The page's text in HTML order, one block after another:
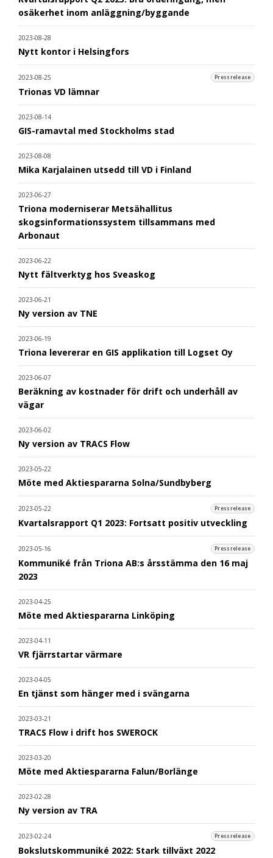
osäkerhet inom anläggning/byggande
2023-08-28
Nytt kontor i Helsingfors
2023-08-25 Pressrelease
Trionas VD lämnar
2023-08-14
GIS-ramavtal med Stockholms stad
2023-08-08
Mika Karjalainen utsedd till VD i Finland
2023-06-27
Triona moderniserar Metsähallitus
skogsinformationssystem tillsammans med
Arbonaut
2023-06-22
Nytt fältverktyg hos Sveaskog
2023-06-21
Ny version av TNE
2023-06-19
Triona levererar en GIS applikation till Logset Oy
2023-06-07
Beräkning av kostnader för drift och underhåll av
vägar
2023-06-02
Ny version av TRACS Flow
2023-05-22
Möte med Aktiespararna Solna/Sundbyberg
2023-05-22 Pressrelease
Kvartalsrapport Q1 2023: Fortsatt positiv utveckling
2023-05-16 Pressrelease
Kommuniké från Triona AB:s årsstämma den 16 maj
2023
2023-04-25
Möte med Aktiespararna Linköping
2023-04-11
VR fjärrstartar värmare
2023-04-05
En tjänst som hänger med i svängarna
2023-03-21
TRACS Flow i drift hos SWEROCK
2023-03-20
Möte med Aktiespararna Falun/Borlänge
2023-02-28
Ny version av TRA
2023-02-24 Pressrelease
Bokslutskommuniké 2022: Stark tillväxt 2022